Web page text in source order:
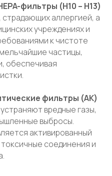
фильтры (H10 – H13)
аллергией, а
учреждениях и
к чистоте
частицы,
обеспечивая
фильтры (АК)
вредные газы,
выбросы.
активированный
соединения и